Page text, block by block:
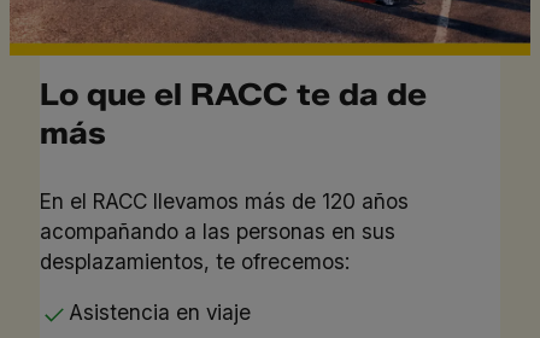
Lo que el RACC te da de
más
En el RACC llevamos más de 120 años
acompañando a las personas en sus
desplazamientos, te ofrecemos:
Asistencia en viaje